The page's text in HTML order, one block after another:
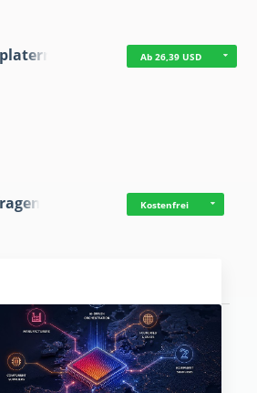
Ab 26,39 USD
Kostenfrei